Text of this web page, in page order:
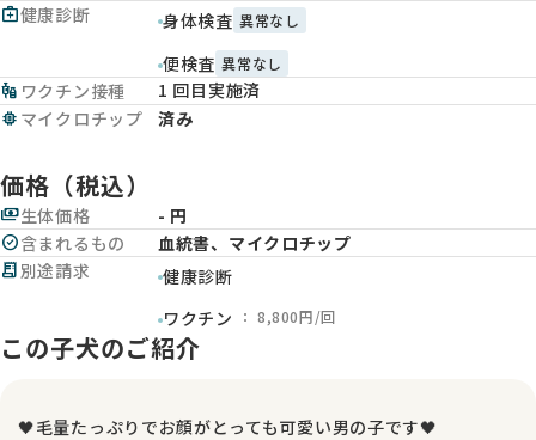
medical_services健康診断 身体検査 異常なし
便検査 異常なし
vaccines ワクチン接種
1 回目実施済
memory マイクロチップ 済み
価格（税込）
payments生体価格
- 円
check_circle含まれるもの
血統書、マイクロチップ
receipt_long別途請求
健康診断
ワクチン
： 8,800円/回
この子犬のご紹介
🖤毛量たっぷりでお顔がとっても可愛い男の子です🖤